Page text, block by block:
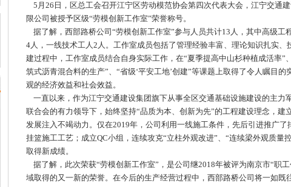
5月26日，区总工会召开江宁区劳动模范协会第四次代表大会，江宁交通
限公司被授予区级“劳模创新工作室”荣誉称号。
据了解，西部路桥公司“劳模创新工作室”参与人员共计13人，其中高级工
4人，一线技术工人2人。工作室成员包括了管理经验丰富、理论知识扎实、
建过程中，工作室成员结合自身实际工作，在“夏季提高中山杉种植成活率”
筑式沥青混合料的生产”、“省级‘平安工地’创建”等课题上取得了令人瞩目
观的经济效益和社会效益。
一直以来，作为江宁交通建设集团旗下从事全区交通基础设施建设的主力
联合会的有力领导下，始终坚持“品质为本、创新为先”的工程建设理念，建
发展注入不竭动力。仅在2019年，公司利用一线施工条件，先后引进推广
挂篮施工工艺；成立QC小组，连续攻克“立柱外观改进”、“连续梁外观质量
取得新成绩。
据了解，此次荣获“劳模创新工作室”，是公司继2018年被评为南京市“职
域取得的又一新的荣誉。在今后的生产经营过程中，西部路桥公司将一如既